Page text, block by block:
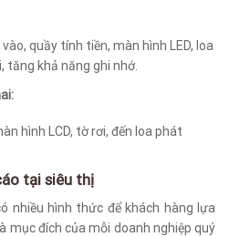
quầy tính tiền, màn hình LED, loa
khả năng ghi nhớ.
hình LCD, tờ rơi, đến loa phát
tại siêu thị
nhiều hình thức để khách hàng lựa
mục đích của mỗi doanh nghiệp quý